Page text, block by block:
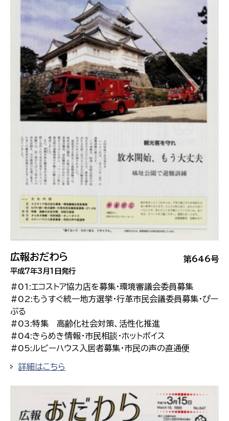
第646号
広報おだわら
平成7年3月1日発行
#01:エコストア協力店を募集・環境審議会委員募集
#02:もうすぐ統一地方選挙・行革市民会議委員募集・ぴー
ぷる
#03:特集 高齢化社会対策、活性化推進
#04:きらめき情報・市民相談・ホットボイス
#05:ルビーハウス入居者募集・市民の声の直通便
詳細はこちら